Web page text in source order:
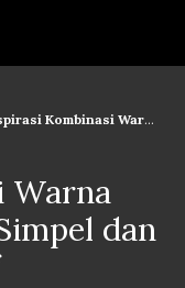
Warna Celana Chino yang Simpel dan Keren | houseofcuff
Warna
dan